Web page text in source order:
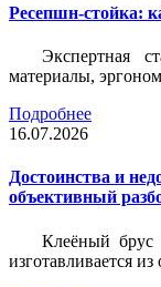
Ресепшн-стойка:
Экспертная
материалы,
Подробнее
16.07.2026
Достоинства и
объективный
Клеёный брус
изготавливается